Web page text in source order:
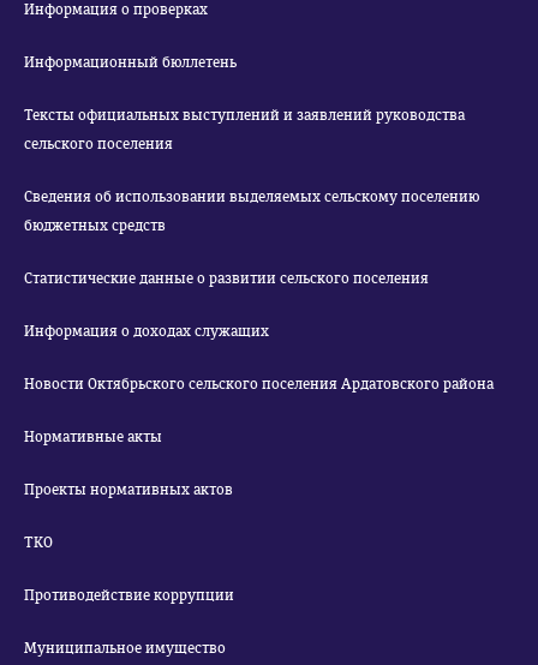
Информация о проверках
Информационный бюллетень
Тексты официальных выступлений и заявлений руководства
сельского поселения
Сведения об использовании выделяемых сельскому поселению
бюджетных средств
Статистические данные о развитии сельского поселения
Информация о доходах служащих
Новости Октябрьского сельского поселения Ардатовского района
Нормативные акты
Проекты нормативных актов
ТКО
Противодействие коррупции
Муниципальное имущество